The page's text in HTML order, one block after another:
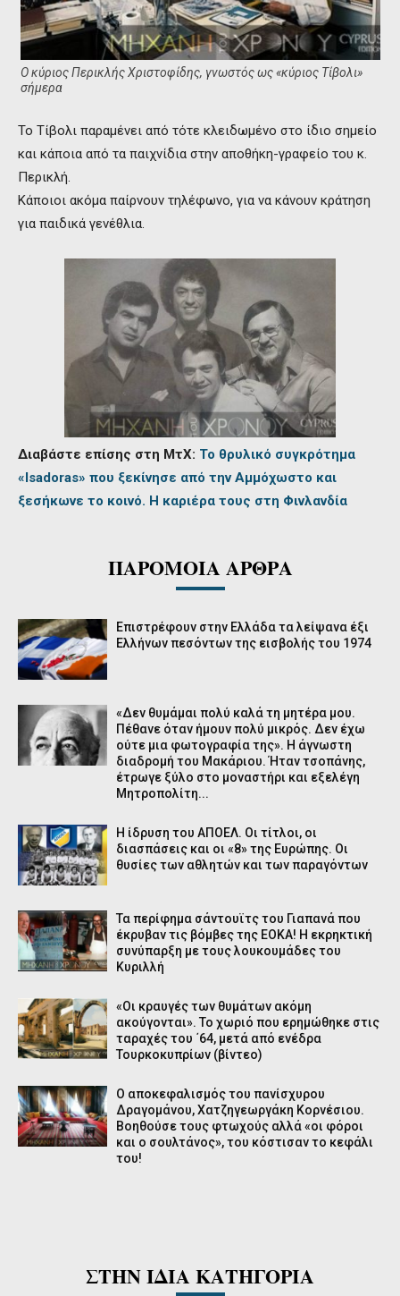
Ο κύριος Περικλής Χριστοφίδης, γνωστός ως «κύριος Τίβολι»
σήμερα
Το Τίβολι παραμένει από τότε κλειδωμένο στο ίδιο σημείο
και κάποια από τα παιχνίδια στην αποθήκη-γραφείο του κ.
Περικλή.
Κάποιοι ακόμα παίρνουν τηλέφωνο, για να κάνουν κράτηση
για παιδικά γενέθλια.
Διαβάστε επίσης στη ΜτΧ: Το θρυλικό συγκρότημα
«Isadoras» που ξεκίνησε από την Αμμόχωστο και
ξεσήκωνε το κοινό. Η καριέρα τους στη Φινλανδία
ΠΑΡΟΜΟΙΑ ΑΡΘΡΑ
Επιστρέφουν στην Ελλάδα τα λείψανα έξι
Ελλήνων πεσόντων της εισβολής του 1974
«Δεν θυμάμαι πολύ καλά τη μητέρα μου.
Πέθανε όταν ήμουν πολύ μικρός. Δεν έχω
ούτε μια φωτογραφία της». Η άγνωστη
διαδρομή του Μακάριου. Ήταν τσοπάνης,
έτρωγε ξύλο στο μοναστήρι και εξελέγη
Μητροπολίτη...
Η ίδρυση του ΑΠΟΕΛ. Οι τίτλοι, οι
διασπάσεις και οι «8» της Ευρώπης. Οι
θυσίες των αθλητών και των παραγόντων
Τα περίφημα σάντουϊτς του Γιαπανά που
έκρυβαν τις βόμβες της ΕΟΚΑ! Η εκρηκτική
συνύπαρξη με τους λουκουμάδες του
Κυριλλή
«Οι κραυγές των θυμάτων ακόμη
ακούγονται». Το χωριό που ερημώθηκε στις
ταραχές του ΄64, μετά από ενέδρα
Τουρκοκυπρίων (βίντεο)
Ο αποκεφαλισμός του πανίσχυρου
Δραγομάνου, Χατζηγεωργάκη Κορνέσιου.
Βοηθούσε τους φτωχούς αλλά «οι φόροι
και ο σουλτάνος», του κόστισαν το κεφάλι
του!
ΣΤΗΝ ΙΔΙΑ ΚΑΤΗΓΟΡΙΑ